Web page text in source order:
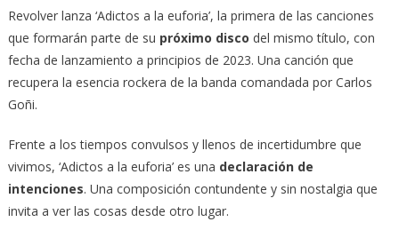
Revolver lanza ‘Adictos a la euforia’, la primera de las canciones
que formarán parte de su próximo disco del mismo título, con
fecha de lanzamiento a principios de 2023. Una canción que
recupera la esencia rockera de la banda comandada por Carlos
Goñi.
Frente a los tiempos convulsos y llenos de incertidumbre que
vivimos, ‘Adictos a la euforia’ es una declaración de
intenciones. Una composición contundente y sin nostalgia que
invita a ver las cosas desde otro lugar.